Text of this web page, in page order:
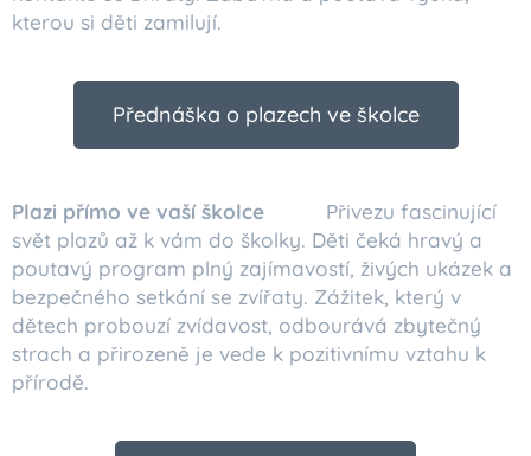
kterou si děti zamilují.
Přednáška o plazech ve školce
Plazi přímo ve vaší školce 🦎🐍 Přivezu fascinující
svět plazů až k vám do školky. Děti čeká hravý a
poutavý program plný zajímavostí, živých ukázek a
bezpečného setkání se zvířaty. Zážitek, který v
dětech probouzí zvídavost, odbourává zbytečný
strach a přirozeně je vede k pozitivnímu vztahu k
přírodě.